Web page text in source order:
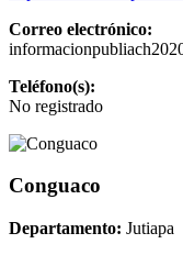
Correo electrónico:
Teléfono(s):
No registrado
Conguaco
Departamento: Jutiapa